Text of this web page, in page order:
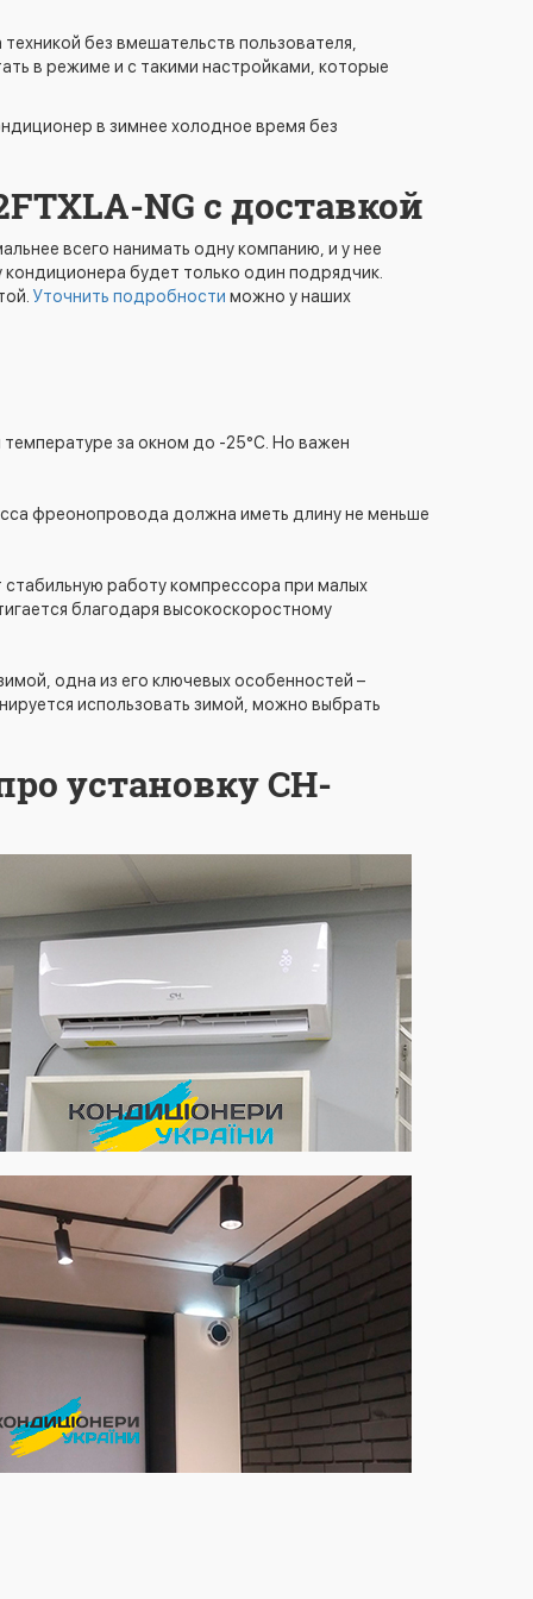
без вмешательств пользователя,
в режиме и с такими настройками, которые
в зимнее холодное время без
NG с доставкой
всего нанимать одну компанию, и у нее
кондиционера будет только один подрядчик.
Уточнить подробности можно у наших
за окном до -25°С. Но важен
фреонопровода должна иметь длину не меньше
стабильную работу компрессора при малых
благодаря высокоскоростному
одна из его ключевых особенностей –
использовать зимой, можно выбрать
установку CH-